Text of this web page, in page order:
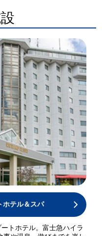
ホテル＆スパ
トホテル。富士急ハイラ